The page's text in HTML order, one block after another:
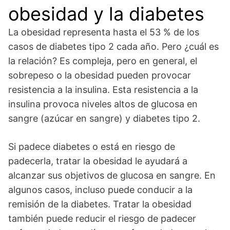
obesidad y la diabetes
La obesidad representa hasta el 53 % de los
casos de diabetes tipo 2 cada año. Pero ¿cuál es
la relación? Es compleja, pero en general, el
sobrepeso o la obesidad pueden provocar
resistencia a la insulina. Esta resistencia a la
insulina provoca niveles altos de glucosa en
sangre (azúcar en sangre) y diabetes tipo 2.
Si padece diabetes o está en riesgo de
padecerla, tratar la obesidad le ayudará a
alcanzar sus objetivos de glucosa en sangre. En
algunos casos, incluso puede conducir a la
remisión de la diabetes. Tratar la obesidad
también puede reducir el riesgo de padecer